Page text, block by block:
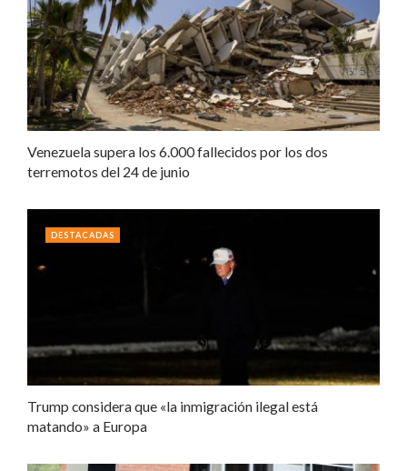
Venezuela supera los 6.000 fallecidos por los dos
terremotos del 24 de junio
Trump considera que «la inmigración ilegal está
matando» a Europa
DESTACADAS